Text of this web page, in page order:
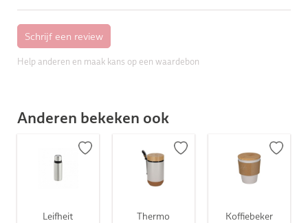
Help anderen en maak kans op een waardebon
Anderen bekeken ook
Leifheit
Thermo
Koffiebeker